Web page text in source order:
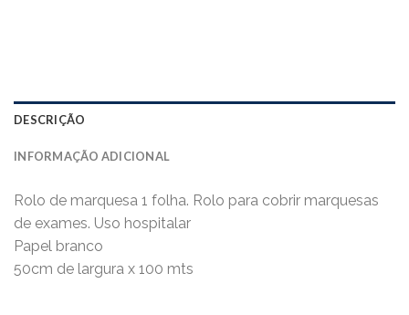
DESCRIÇÃO
INFORMAÇÃO ADICIONAL
Rolo de marquesa 1 folha. Rolo para cobrir marquesas
de exames. Uso hospitalar
Papel branco
50cm de largura x 100 mts